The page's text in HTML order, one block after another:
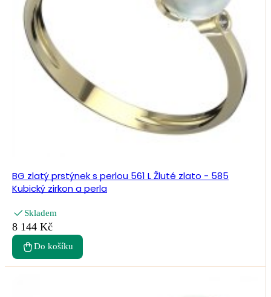
BG zlatý prstýnek s perlou 561 L Žluté zlato - 585
Kubický zirkon a perla
Skladem
8 144 Kč
Do košíku